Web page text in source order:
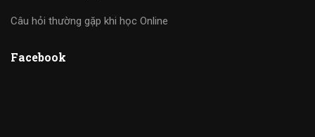
Câu hỏi thường gặp khi học Online
Facebook